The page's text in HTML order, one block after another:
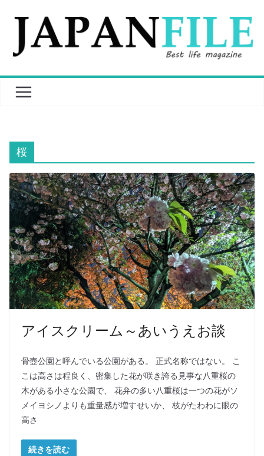
桜
アイスクリーム～あいうえお談
骨壺公園と呼んでいる公園がある。 正式名称ではない。 こ
こは高さは程良く、密集した花が咲き誇る見事な八重桜の
木がある小さな公園で、 花弁の多い八重桜は一つの花がソ
メイヨシノよりも重量感が増すせいか、 枝がたわわに眼の
高さ
続きを読む